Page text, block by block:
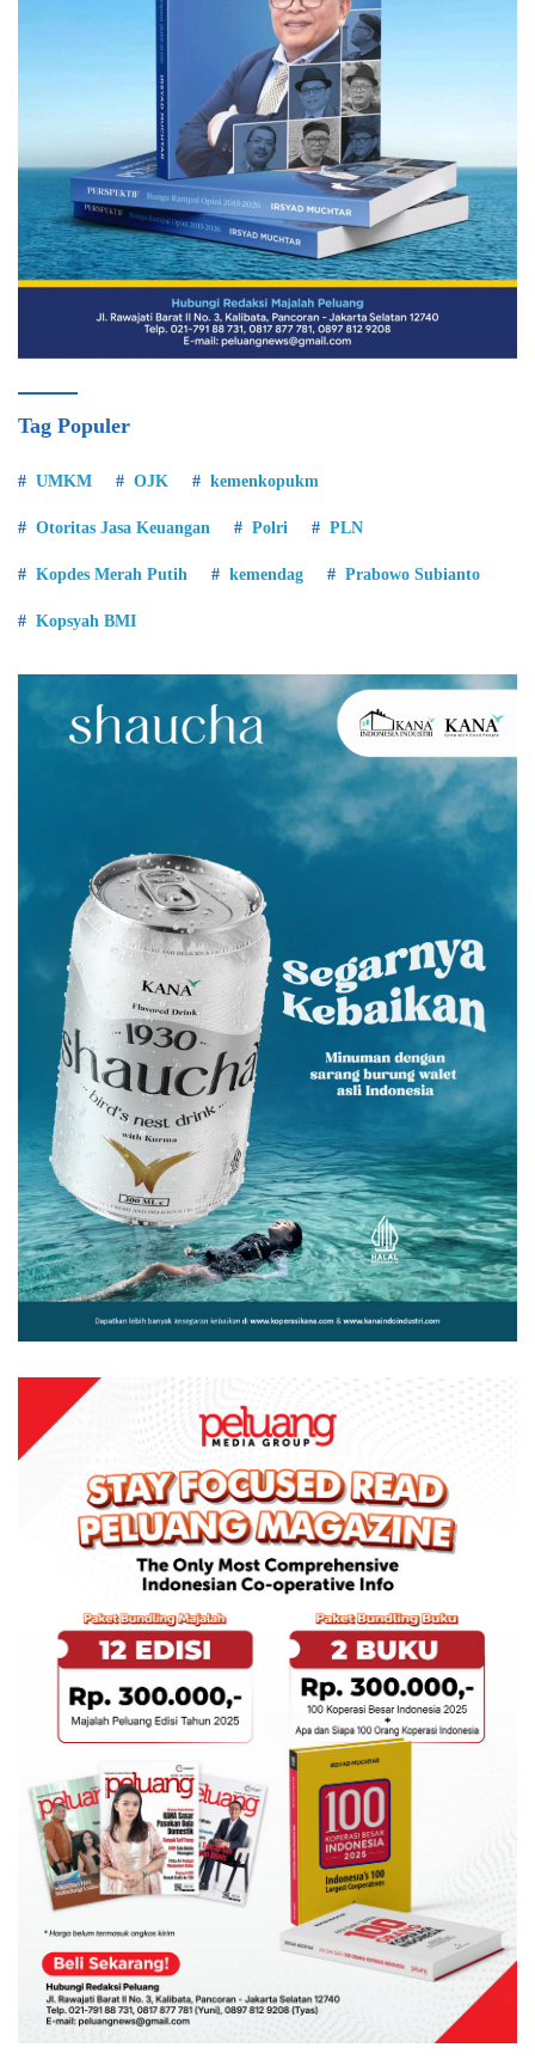
Tag Populer
UMKM OJK kemenkopukm
Otoritas Jasa Keuangan Polri PLN
Kopdes Merah Putih kemendag Prabowo Subianto
Kopsyah BMI